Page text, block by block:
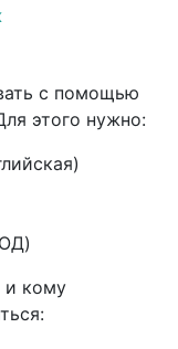
с помощью
этого нужно:
и кому